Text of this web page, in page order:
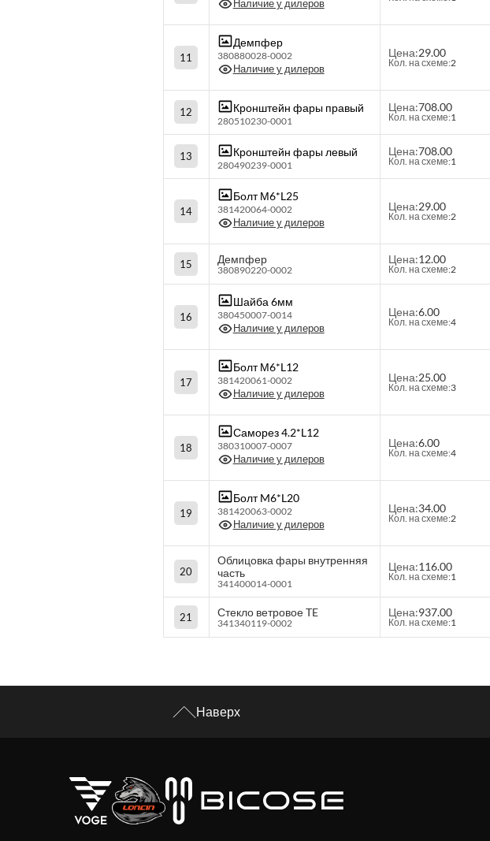
Наличие у дилеров
11
Демпфер
380880028-0002
Наличие у дилеров
Цена:29.00
Кол. на схеме:2
12 Кронштейн фары правый
280510230-0001
Цена:708.00
Кол. на схеме:1
13 Кронштейн фары левый
280490239-0001
Цена:708.00
Кол. на схеме:1
14
Болт М6*L25
381420064-0002
Наличие у дилеров
Цена:29.00
Кол. на схеме:2
15 Демпфер
380890220-0002
Цена:12.00
Кол. на схеме:2
16
Шайба 6мм
380450007-0014
Наличие у дилеров
Цена:6.00
Кол. на схеме:4
17
Болт М6*L12
381420061-0002
Наличие у дилеров
Цена:25.00
Кол. на схеме:3
18
Саморез 4.2*L12
380310007-0007
Наличие у дилеров
Цена:6.00
Кол. на схеме:4
19
Болт M6*L20
381420063-0002
Наличие у дилеров
Цена:34.00
Кол. на схеме:2
20
Облицовка фары внутренняя
часть
341400014-0001
Цена:116.00
Кол. на схеме:1
21 Стекло ветровое TE
341340119-0002
Цена:937.00
Кол. на схеме:1
Наверх